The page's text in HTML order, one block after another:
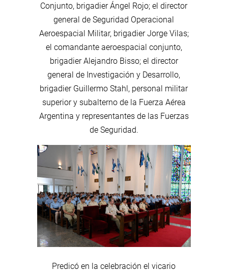
Conjunto, brigadier Ángel Rojo; el director
general de Seguridad Operacional
Aeroespacial Militar, brigadier Jorge Vilas;
el comandante aeroespacial conjunto,
brigadier Alejandro Bisso; el director
general de Investigación y Desarrollo,
brigadier Guillermo Stahl, personal militar
superior y subalterno de la Fuerza Aérea
Argentina y representantes de las Fuerzas
de Seguridad.
Predicó en la celebración el vicario